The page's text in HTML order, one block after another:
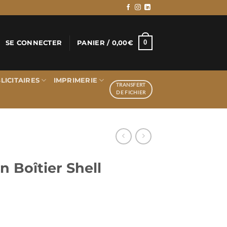
SE CONNECTER PANIER / 0,00€ 0
IMPRIMERIE
TRANSFERT
DE FICHIER
Boîtier Shell